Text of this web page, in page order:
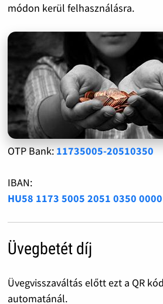
módon kerül felhasználásra.
OTP Bank: 11735005-20510350
IBAN:
HU58 1173 5005 2051 0350
Üvegbetét díj
Üvegvisszaváltás előtt ezt a QR
automatánál.